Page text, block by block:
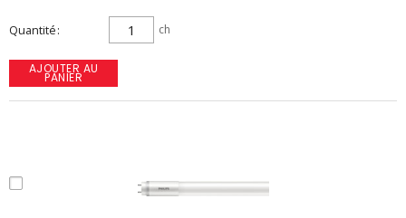
Quantité ch
AJOUTER AU
PANIER